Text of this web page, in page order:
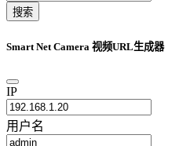
搜索
Smart Net Camera 视频URL生成器
IP
用户名